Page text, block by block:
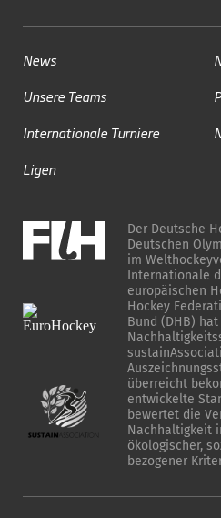
News
Unsere Teams
Internationale Turniere
Ligen
Der Deutsche
Deutschen
im
Internationale
europäischen
Hockey
Bund (DHB)
überreicht
entwickelte
bewertet die
Nachhaltigkeit
ökologischer,
bezogener